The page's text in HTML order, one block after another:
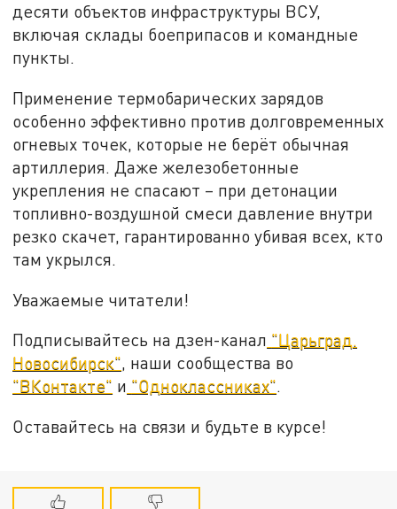
десяти объектов инфраструктуры ВСУ,
включая склады боеприпасов и командные
пункты.
Применение термобарических зарядов
особенно эффективно против долговременных
огневых точек, которые не берёт обычная
артиллерия. Даже железобетонные
укрепления не спасают – при детонации
топливно-воздушной смеси давление внутри
резко скачет, гарантированно убивая всех, кто
там укрылся.
Уважаемые читатели!
Подписывайтесь на дзен-канал "Царьград.
Новосибирск", наши сообщества во
"ВКонтакте" и "Одноклассниках".
Оставайтесь на связи и будьте в курсе!